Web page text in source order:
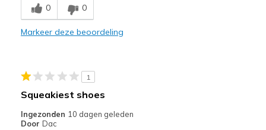
Need Break In
Beste toepassingen
Width
Feels true to width
Sizing
0 0
Markeer deze beoordeling
1
Squeakiest shoes
Ingezonden 10 dagen geleden
Door Dac